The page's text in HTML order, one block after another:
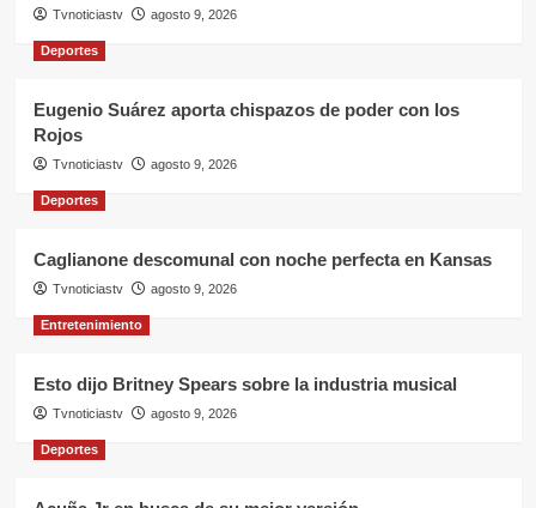
Tvnoticiastv agosto 9, 2026
Deportes
Eugenio Suárez aporta chispazos de poder con los
Rojos
Tvnoticiastv agosto 9, 2026
Deportes
Caglianone descomunal con noche perfecta en Kansas
Tvnoticiastv agosto 9, 2026
Entretenimiento
Esto dijo Britney Spears sobre la industria musical
Tvnoticiastv agosto 9, 2026
Deportes